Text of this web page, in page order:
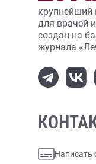
крупнейший
для врачей
создан на
журнала
Написать